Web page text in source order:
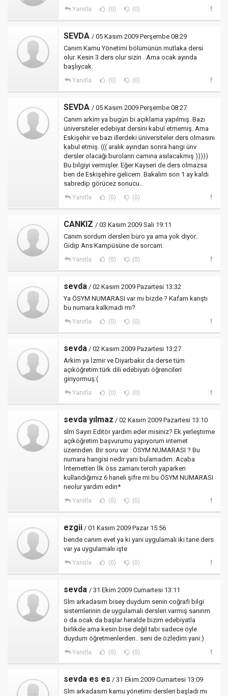
Yanıtla (0) (0)
SEVDA / 05 Kasım 2009 Perşembe 08:29
Canım Kamu Yönetimi bölümünün mutlaka dersi
olur. Kesin 3 ders olur sizin . Ama ocak ayında
başlıycak.
Yanıtla (0) (0)
SEVDA / 05 Kasım 2009 Perşembe 08:27
Canım arkim ya bugün bi açıklama yapılmış. Bazı
üniversiteler edebiyat dersini kabul etmemiş. Ama
Eskişehir ve bazı illerdeki üniversiteler ders olmasını
kabul etmiş. ((( aralık ayından sonra hangi ünv
dersler olacağı buroların camına asılacakmış )))))
Bu bilgiyi vermişler. Eğer Kayseri de ders olmazsa
ben de Eskişehire gelicem. Bakalım son 1 ay kaldı
sabredip görücez sonucu..
Yanıtla (0) (0)
CANKIZ / 03 Kasım 2009 Salı 19:11
Canım sordum dersleri büro ya ama yok diyor..
Gidip Ans Kampüsüne de sorcam.
Yanıtla (0) (0)
sevda / 02 Kasım 2009 Pazartesi 13:32
Ya ÖSYM NUMARASI var mı bizde ? Kafam karıştı
bu numara kalkmadı mı?
Yanıtla (0) (0)
sevda / 02 Kasım 2009 Pazartesi 13:27
Arkim ya İzmir ve Diyarbakır da derse tüm
açıköğretim türk dili edebiyatı öğrencileri
giriyormuş:(
Yanıtla (0) (0)
sevda yılmaz / 02 Kasım 2009 Pazartesi 13:10
slm Sayın Editör yardım eder misiniz? Ek yerleştirme
açıköğretim başvurumu yapıyorum internet
üzerinden. Bir soru var : ÖSYM NUMARASI ? Bu
numara hangisi nedir yani bulamadım. Acaba
İnternetten İlk öss zamanı tercih yaparken
kullandığımız 6 haneli şifre mi bu ÖSYM NUMARASI
neolur yardım edin*
Yanıtla (0) (0)
ezgii / 01 Kasım 2009 Pazar 15:56
bende canım evet ya ki yani uygulamalı iki tane ders
var ya uygulamalıı işte
Yanıtla (0) (0)
sevda / 31 Ekim 2009 Cumartesi 13:11
Slm arkadasım bisey duydum senin coğrafi bilgi
sistemlerinin de uygulamalı dersleri varmış sanırım
o da ocak da başlar heralde bizim edebiyatla
birlikde ama kesin bise değil tabi sadece öyle
duydum öğretmenlerden.. seni de özledim yani:)
Yanıtla (0) (0)
sevda es es / 31 Ekim 2009 Cumartesi 13:09
Slm arkadasım kamu yönetimi dersleri başladı mı